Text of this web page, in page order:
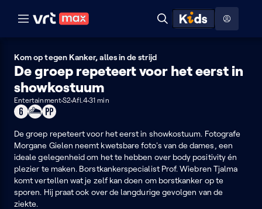
Naar hoofdinhoud Naar audiodescriptie Naar help
Zoeken
ontdekken
Kom op tegen Kanker, alles in de strijd
De groep repeteert voor het eerst in
showkostuum
EntertainmentS2Afl.431 min
Geschikt
6
jaar
of
ouder
SeksProduct
De groep repeteert voor het eerst in showkostuum. Fotografe
Morgane Gielen neemt kwetsbare foto's van de dames, een
ideale gelegenheid om het te hebben over body positivity én
plezier te maken. Borstkankerspecialist Prof. Wiebren Tjalma
komt vertellen wat je zelf kan doen om borstkanker op te
sporen. Hij praat ook over de langdurige gevolgen van de
ziekte.